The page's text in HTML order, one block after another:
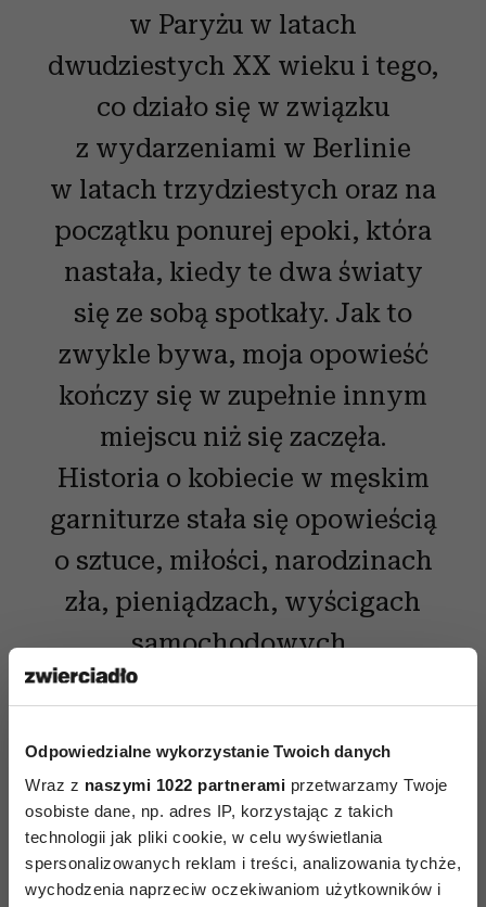
Odpowiedzialne wykorzystanie Twoich danych
Wraz z naszymi 1022 partnerami przetwarzamy Twoje
osobiste dane, np. adres IP, korzystając z takich
technologii jak pliki cookie, w celu wyświetlania
spersonalizowanych reklam i treści, analizowania tychże,
wychodzenia naprzeciw oczekiwaniom użytkowników i
w Paryżu w latach
dwudziestych XX wieku i tego,
co działo się w związku
z wydarzeniami w Berlinie
w latach trzydziestych oraz na
początku ponurej epoki, która
nastała, kiedy te dwa światy
się ze sobą spotkały. Jak to
zwykle bywa, moja opowieść
kończy się w zupełnie innym
miejscu niż się zaczęła.
Historia o kobiecie w męskim
garniturze stała się opowieścią
o sztuce, miłości, narodzinach
zła, pieniądzach, wyścigach
samochodowych,
szpiegowaniu, bezsenności,
że historia zmienia się,
w zależności od tego, kto ją
opowiada.